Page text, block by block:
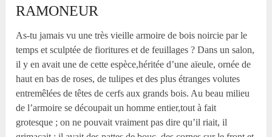
RAMONEUR
As-tu jamais vu une très vieille armoire de bois noircie par le
temps et sculptée de fioritures et de feuillages ? Dans un salon,
il y en avait une de cette espèce,héritée d’une aïeule, ornée de
haut en bas de roses, de tulipes et des plus étranges volutes
entremêlées de têtes de cerfs aux grands bois. Au beau milieu
de l’armoire se découpait un homme entier,tout à fait
grotesque ; on ne pouvait vraiment pas dire qu’il riait, il